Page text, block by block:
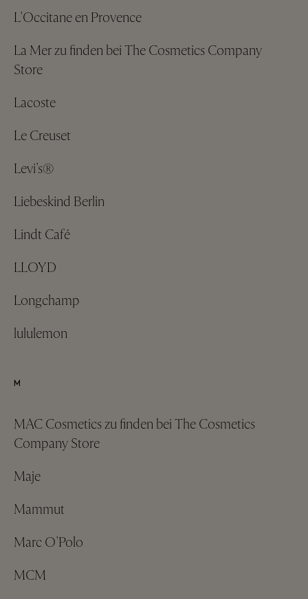
L'Occitane en Provence
La Mer zu finden bei The Cosmetics Company
Store
Lacoste
Le Creuset
Levi's®
Liebeskind Berlin
Lindt Café
LLOYD
Longchamp
lululemon
M
MAC Cosmetics zu finden bei The Cosmetics
Company Store
Maje
Mammut
Marc O'Polo
MCM